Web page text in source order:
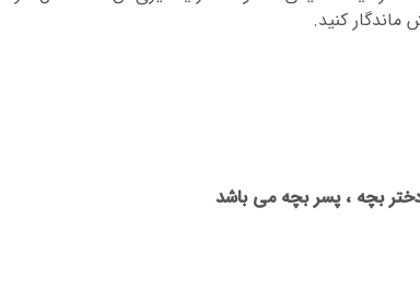
کنید.
بچه ، پسر بچه می باشد